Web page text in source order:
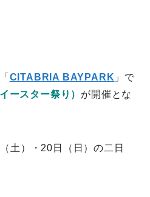
CITABRIA BAYPARK 」で
ースター祭り） が開催とな
土）・20日（日）の二日